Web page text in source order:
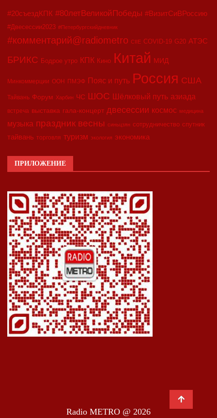
#20съездКПК #80летВеликойПобеды #ВизитСиВРоссию
#Двесессии2023 #Петербургскийдневник
#комментарий@radiometro CIIE COVID-19 G20 АТЭС
БРИКС Бодрое утро КПК Кино Китай МИД
Минкоммерции ООН ПМЭФ Пояс и путь Россия США
Тайвань Форум Харбин ЧС ШОС Шёлковый путь азиада
встреча выставка гала-концерт двесессии космос медицина
музыка праздник весны синьцзян сотрудничество спутник
тайвань торговля туризм экология экономика
ПРИЛОЖЕНИЕ
Radio METRO @ 2026